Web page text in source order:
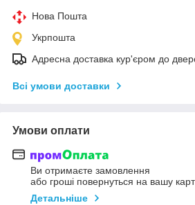
Нова Пошта
Укрпошта
Адресна доставка кур'єром до
Всі умови доставки
Умови оплати
Ви отримаєте замовлення
або гроші повернуться на вашу
Детальніше